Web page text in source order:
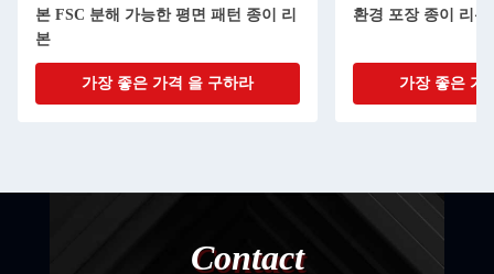
본 FSC 분해 가능한 평면 패턴 종이 리
본
가장 좋은 가격 을 구하라
환경 포장 종이 리본
가장 좋은 가
Contact